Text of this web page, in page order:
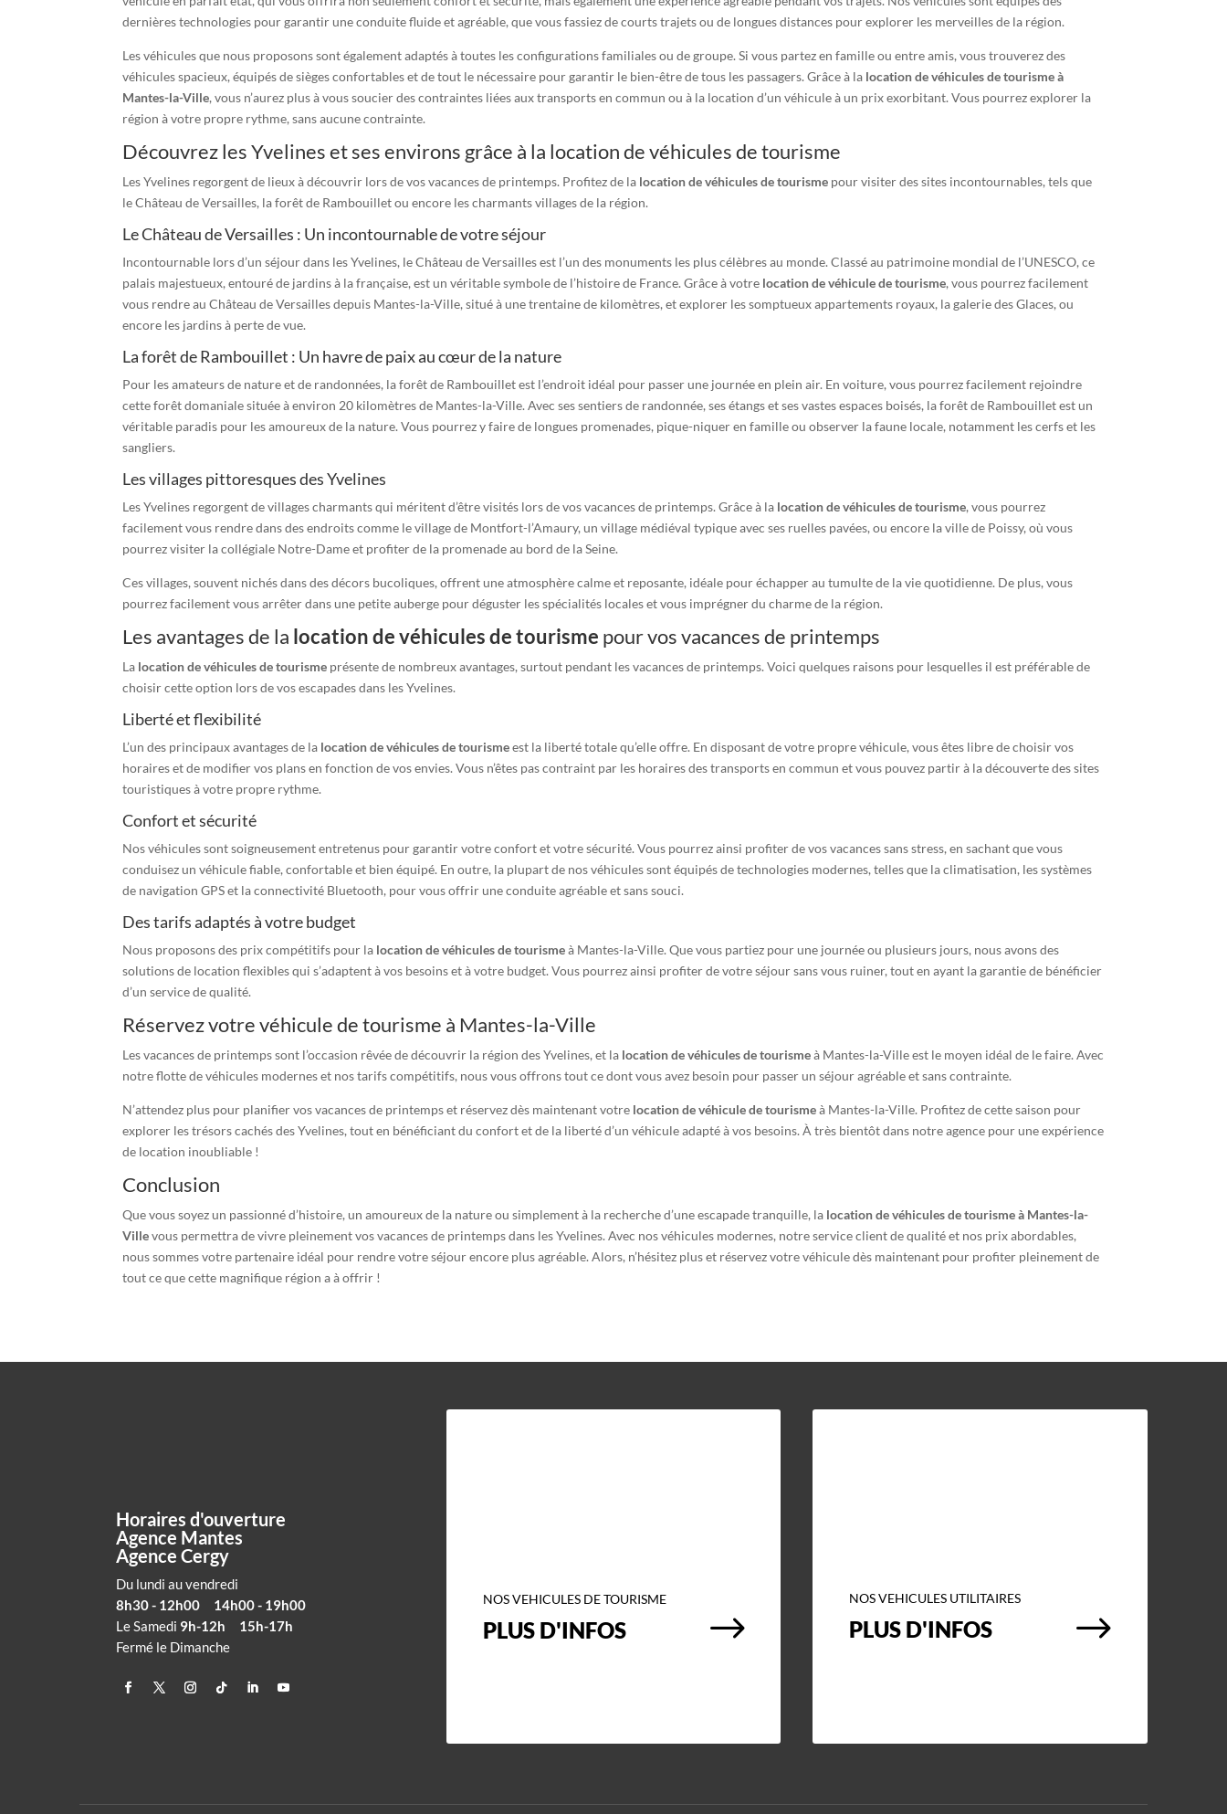
dernières technologies pour garantir une conduite fluide et agréable, que vous fassiez de courts trajets ou de longues distances pour explorer les merveilles de la région.
Les véhicules que nous proposons sont également adaptés à toutes les configurations familiales ou de groupe. Si vous partez en famille ou entre amis, vous trouverez des
véhicules spacieux, équipés de sièges confortables et de tout le nécessaire pour garantir le bien-être de tous les passagers. Grâce à la location de véhicules de tourisme à
Mantes-la-Ville, vous n’aurez plus à vous soucier des contraintes liées aux transports en commun ou à la location d’un véhicule à un prix exorbitant. Vous pourrez explorer la
région à votre propre rythme, sans aucune contrainte.
Découvrez les Yvelines et ses environs grâce à la location de véhicules de tourisme
Les Yvelines regorgent de lieux à découvrir lors de vos vacances de printemps. Profitez de la location de véhicules de tourisme pour visiter des sites incontournables, tels que
le Château de Versailles, la forêt de Rambouillet ou encore les charmants villages de la région.
Le Château de Versailles : Un incontournable de votre séjour
Incontournable lors d’un séjour dans les Yvelines, le Château de Versailles est l’un des monuments les plus célèbres au monde. Classé au patrimoine mondial de l’UNESCO, ce
palais majestueux, entouré de jardins à la française, est un véritable symbole de l’histoire de France. Grâce à votre location de véhicule de tourisme, vous pourrez facilement
vous rendre au Château de Versailles depuis Mantes-la-Ville, situé à une trentaine de kilomètres, et explorer les somptueux appartements royaux, la galerie des Glaces, ou
encore les jardins à perte de vue.
La forêt de Rambouillet : Un havre de paix au cœur de la nature
Pour les amateurs de nature et de randonnées, la forêt de Rambouillet est l’endroit idéal pour passer une journée en plein air. En voiture, vous pourrez facilement rejoindre
cette forêt domaniale située à environ 20 kilomètres de Mantes-la-Ville. Avec ses sentiers de randonnée, ses étangs et ses vastes espaces boisés, la forêt de Rambouillet est un
véritable paradis pour les amoureux de la nature. Vous pourrez y faire de longues promenades, pique-niquer en famille ou observer la faune locale, notamment les cerfs et les
sangliers.
Les villages pittoresques des Yvelines
Les Yvelines regorgent de villages charmants qui méritent d’être visités lors de vos vacances de printemps. Grâce à la location de véhicules de tourisme, vous pourrez
facilement vous rendre dans des endroits comme le village de Montfort-l’Amaury, un village médiéval typique avec ses ruelles pavées, ou encore la ville de Poissy, où vous
pourrez visiter la collégiale Notre-Dame et profiter de la promenade au bord de la Seine.
Ces villages, souvent nichés dans des décors bucoliques, offrent une atmosphère calme et reposante, idéale pour échapper au tumulte de la vie quotidienne. De plus, vous
pourrez facilement vous arrêter dans une petite auberge pour déguster les spécialités locales et vous imprégner du charme de la région.
Les avantages de la location de véhicules de tourisme pour vos vacances de printemps
La location de véhicules de tourisme présente de nombreux avantages, surtout pendant les vacances de printemps. Voici quelques raisons pour lesquelles il est préférable de
choisir cette option lors de vos escapades dans les Yvelines.
Liberté et flexibilité
L’un des principaux avantages de la location de véhicules de tourismeest la liberté totale qu’elle offre. En disposant de votre propre véhicule, vous êtes libre de choisir vos
horaires et de modifier vos plans en fonction de vos envies. Vous n’êtes pas contraint par les horaires des transports en commun et vous pouvez partir à la découverte des sites
touristiques à votre propre rythme.
Confort et sécurité
Nos véhicules sont soigneusement entretenus pour garantir votre confort et votre sécurité. Vous pourrez ainsi profiter de vos vacances sans stress, en sachant que vous
conduisez un véhicule fiable, confortable et bien équipé. En outre, la plupart de nos véhicules sont équipés de technologies modernes, telles que la climatisation, les systèmes
de navigation GPS et la connectivité Bluetooth, pour vous offrir une conduite agréable et sans souci.
Des tarifs adaptés à votre budget
Nous proposons des prix compétitifs pour la location de véhicules de tourismeà Mantes-la-Ville. Que vous partiez pour une journée ou plusieurs jours, nous avons des
solutions de location flexibles qui s’adaptent à vos besoins et à votre budget. Vous pourrez ainsi profiter de votre séjour sans vous ruiner, tout en ayant la garantie de bénéficier
d’un service de qualité.
Réservez votre véhicule de tourisme à Mantes-la-Ville
Les vacances de printemps sont l’occasion rêvée de découvrir la région des Yvelines, et la location de véhicules de tourismeà Mantes-la-Ville est le moyen idéal de le faire. Avec
notre flotte de véhicules modernes et nos tarifs compétitifs, nous vous offrons tout ce dont vous avez besoin pour passer un séjour agréable et sans contrainte.
N’attendez plus pour planifier vos vacances de printemps et réservez dès maintenant votre location de véhicule de tourismeà Mantes-la-Ville. Profitez de cette saison pour
explorer les trésors cachés des Yvelines, tout en bénéficiant du confort et de la liberté d’un véhicule adapté à vos besoins. À très bientôt dans notre agence pour une expérience
de location inoubliable !
Conclusion
Que vous soyez un passionné d’histoire, un amoureux de la nature ou simplement à la recherche d’une escapade tranquille, la location de véhicules de tourisme à Mantes-la-
Villevous permettra de vivre pleinement vos vacances de printemps dans les Yvelines. Avec nos véhicules modernes, notre service client de qualité et nos prix abordables,
nous sommes votre partenaire idéal pour rendre votre séjour encore plus agréable. Alors, n’hésitez plus et réservez votre véhicule dès maintenant pour profiter pleinement de
tout ce que cette magnifique région a à offrir !
Horaires d'ouverture
Agence Mantes
Agence Cergy
Du lundi au vendredi
8h30 - 12h00 14h00 - 19h00
Le Samedi 9h-12h 15h-17h
Fermé le Dimanche
NOS VEHICULES DE TOURISME
PLUS D'INFOS $
NOS VEHICULES UTILITAIRES
PLUS D'INFOS $